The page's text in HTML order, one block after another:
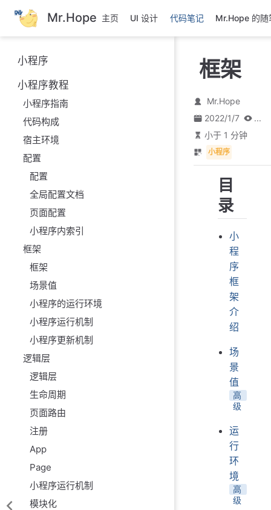
跳
至
主
要
內
容
Mr.Hope 主页 UI 设计 代码笔记 Mr.Hope 的随
小程序
小程序教程
小程序指南
代码构成
宿主环境
配置
配置
全局配置文档
页面配置
小程序内索引
框架
框架
场景值
小程序的运行环境
小程序运行机制
小程序更新机制
逻辑层
逻辑层
生命周期
页面路由
注册
App
Page
小程序运行机制
模块化
框架
Mr.Hope
2022/1/7
...
小于 1 分钟
小程序
目
录
小
程
序
框
架
介
绍
场
景
值
高
级
运
行
环
境
高
级